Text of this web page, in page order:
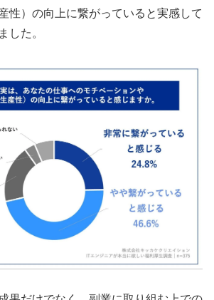
性）の向上に繋がっていると実感して
した。